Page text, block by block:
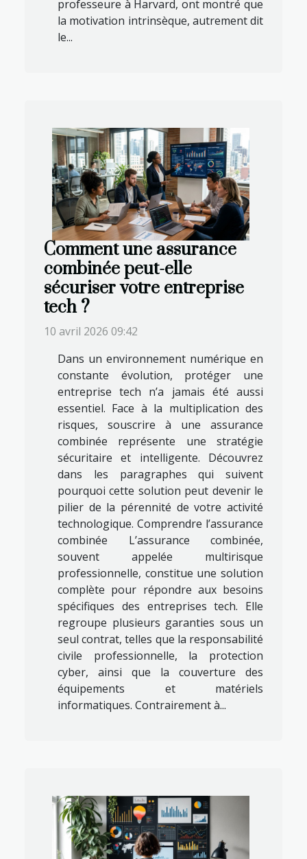
professeure à Harvard, ont montré que
la motivation intrinsèque, autrement dit
le...
Comment une assurance
combinée peut-elle
sécuriser votre entreprise
tech ?
10 avril 2026 09:42
Dans un environnement numérique en
constante évolution, protéger une
entreprise tech n’a jamais été aussi
essentiel. Face à la multiplication des
risques, souscrire à une assurance
combinée représente une stratégie
sécuritaire et intelligente. Découvrez
dans les paragraphes qui suivent
pourquoi cette solution peut devenir le
pilier de la pérennité de votre activité
technologique. Comprendre l’assurance
combinée L’assurance combinée,
souvent appelée multirisque
professionnelle, constitue une solution
complète pour répondre aux besoins
spécifiques des entreprises tech. Elle
regroupe plusieurs garanties sous un
seul contrat, telles que la responsabilité
civile professionnelle, la protection
cyber, ainsi que la couverture des
équipements et matériels
informatiques. Contrairement à...